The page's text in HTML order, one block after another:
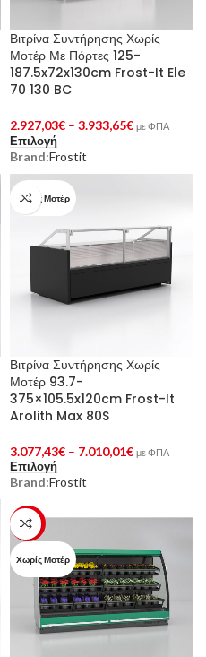
Βιτρίνα Συντήρησης Χωρίς
Μοτέρ Με Πόρτες 125-
187.5x72x130cm Frost-It Ele
70 130 BC
2.927,03€ – 3.933,65€ με ΦΠΑ
Επιλογή
Brand:Frostit
Χωρίς Μοτέρ
Βιτρίνα Συντήρησης Χωρίς
Μοτέρ 93.7-
375×105.5x120cm Frost-It
Arolith Max 80S
3.077,43€ – 7.010,01€ με ΦΠΑ
Επιλογή
Brand:Frostit
-23%
Χωρίς Μοτέρ